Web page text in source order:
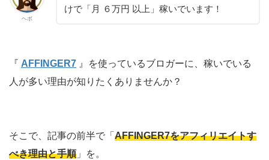
ヘボ
けで「月 ６万円 以上」稼いでいます！
『 AFFINGER7 』を使っているブロガーに、稼いでいる
人が多い理由が知りたくありませんか？
そこで、記事の前半で「 AFFINGER7をアフィリエイトす
べき理由と手順」を。